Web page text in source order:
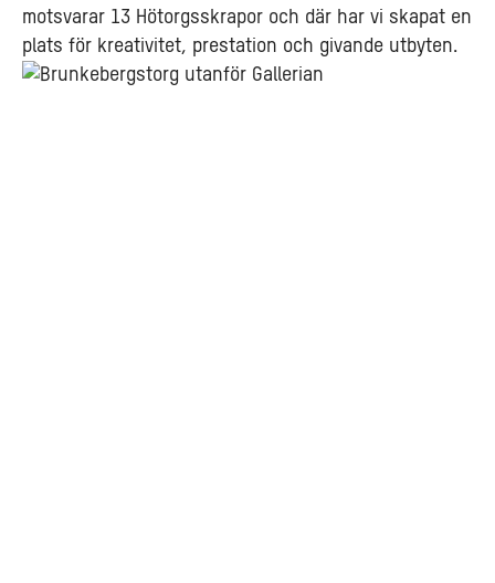
motsvarar 13 Hötorgsskrapor och där har vi skapat en
plats för kreativitet, prestation och givande utbyten.